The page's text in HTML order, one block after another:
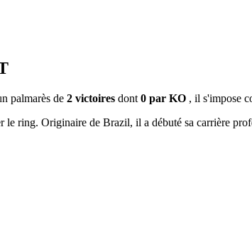
palmarès de 2 victoires dont 0 par KO , il s'impose
ring. Originaire de Brazil, il a débuté sa carrière